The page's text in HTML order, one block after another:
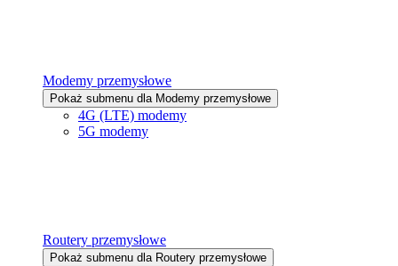
Modemy przemysłowe
Pokaż submenu dla Modemy przemysłowe
4G (LTE) modemy
5G modemy
Routery przemysłowe
Pokaż submenu dla Routery przemysłowe